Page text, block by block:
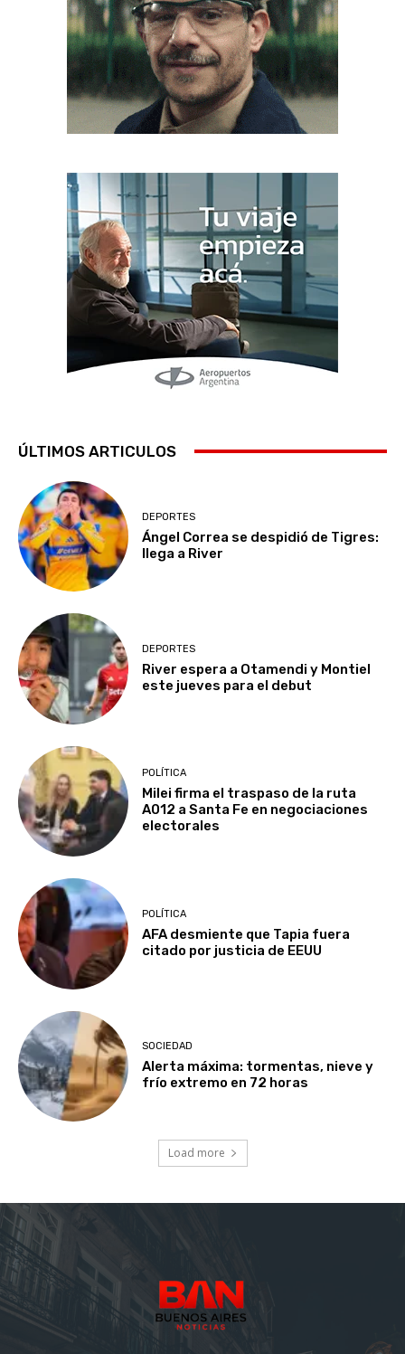
ÚLTIMOS ARTICULOS
DEPORTES
Ángel Correa se despidió de Tigres:
llega a River
DEPORTES
River espera a Otamendi y Montiel
este jueves para el debut
POLÍTICA
Milei firma el traspaso de la ruta
A012 a Santa Fe en negociaciones
electorales
POLÍTICA
AFA desmiente que Tapia fuera
citado por justicia de EEUU
SOCIEDAD
Alerta máxima: tormentas, nieve y
frío extremo en 72 horas
Load more